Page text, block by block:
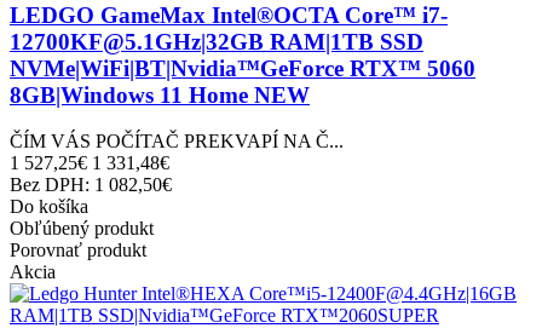
LEDGO GameMax Intel®OCTA Core™ i7-
12700KF@5.1GHz|32GB RAM|1TB SSD
NVMe|WiFi|BT|Nvidia™GeForce RTX™ 5060
8GB|Windows 11 Home NEW
ČÍM VÁS POČÍTAČ PREKVAPÍ NA Č...
1 527,25€ 1 331,48€
Bez DPH: 1 082,50€
Do košíka
Obľúbený produkt
Porovnať produkt
Akcia